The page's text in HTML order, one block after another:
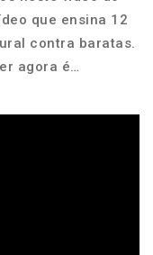
que ensina 12
contra baratas.
agora é…